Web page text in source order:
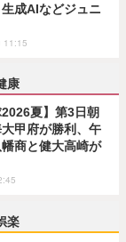
成AIなどジュニ
11:15
康
2026夏】第3日朝
甲府が勝利、午
商と健大高崎が
楽